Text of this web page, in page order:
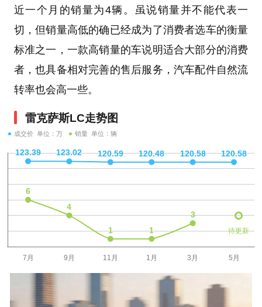
近一个月的销量为4辆。虽说销量并不能代表一
切，但销量高低的确已经成为了消费者选车的衡量
标准之一，一款高销量的车说明适合大部分的消费
者，也具备相对完善的售后服务，汽车配件自然流
转率也会高一些。
雷克萨斯LC走势图
成交价 单位：万 销量 单位：辆
待更新